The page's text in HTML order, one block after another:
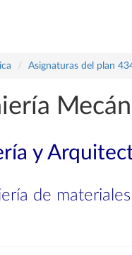
Asignaturas del plan
y
de materiales